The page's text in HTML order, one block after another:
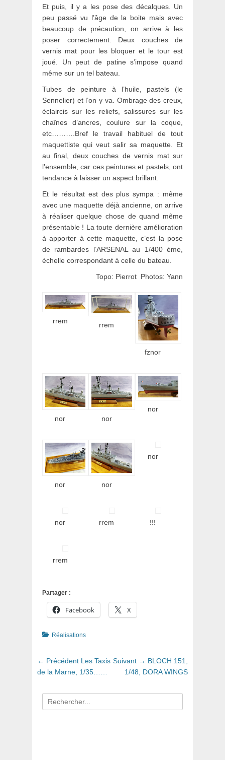
Et puis, il y a les pose des décalques. Un
peu passé vu l’âge de la boite mais avec
beaucoup de précaution, on arrive à les
poser correctement. Deux couches de
vernis mat pour les bloquer et le tour est
joué. Un peut de patine s’impose quand
même sur un tel bateau.
Tubes de peinture à l’huile, pastels (le
Sennelier) et l’on y va. Ombrage des creux,
éclaircis sur les reliefs, salissures sur les
chaînes d’ancres, coulure sur la coque,
etc……….Bref le travail habituel de tout
maquettiste qui veut salir sa maquette. Et
au final, deux couches de vernis mat sur
l’ensemble, car ces peintures et pastels, ont
tendance à laisser un aspect brillant.
Et le résultat est des plus sympa : même
avec une maquette déjà ancienne, on arrive
à réaliser quelque chose de quand même
présentable ! La toute dernière amélioration
à apporter à cette maquette, c’est la pose
de rambardes l’ARSENAL au 1/400 ème,
échelle correspondant à celle du bateau.
Topo: Pierrot Photos: Yann
rrem rrem
fznor
nor nor
nor
nor nor
nor
nor rrem !!!
rrem
Partager :
Facebook X
Catégories
Réalisations
Navigation
de
← Précédent Article
précédent
Les Taxis
de la Marne, 1/35……
Suivant → Article
suivant
BLOCH 151,
1/48, DORA WINGS
Recherche
pour